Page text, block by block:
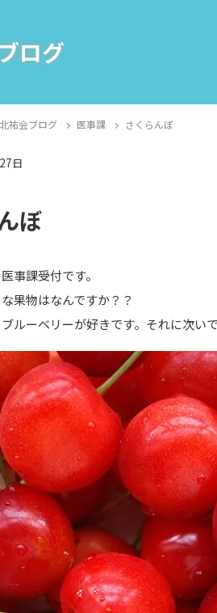
ログ
北祐会ブログ 医事課 さくらんぼ
日
ぼ
事課受付です。
果物はなんですか？？
ルーベリーが好きです。それに次い